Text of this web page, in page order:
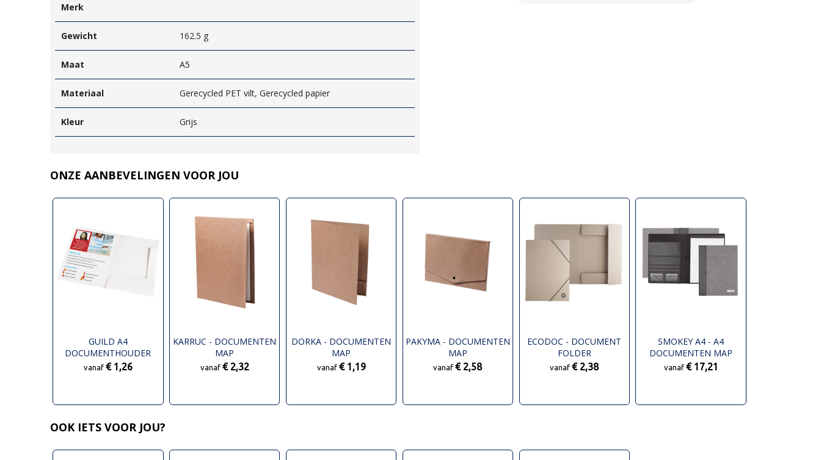
Merk
Gewicht 162.5 g
Maat A5
Materiaal Gerecycled PET vilt, Gerecycled papier
Kleur Grijs
ONZE AANBEVELINGEN VOOR JOU
GUILD A4
DOCUMENTHOUDER
vanaf € 1,26
KARRUC - DOCUMENTEN
MAP
vanaf € 2,32
DORKA - DOCUMENTEN
MAP
vanaf € 1,19
PAKYMA - DOCUMENTEN
MAP
vanaf€ 2,58
ECODOC - DOCUMENT
FOLDER
vanaf€ 2,38
SMOKEY A4 - A4
DOCUMENTEN MAP
vanaf € 17,21
OOK IETS VOOR JOU?